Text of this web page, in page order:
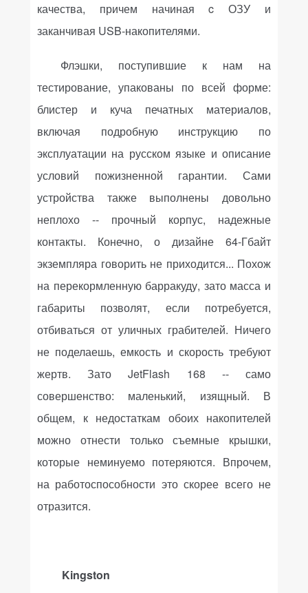
качества, причем начинаяc ОЗУ и
заканчивая USB-накопителями.
Флэшки, поступившие к нам на
тестирование, упакованы по всей форме:
блистер и куча печатных материалов,
включая подробную инструкцию по
эксплуатации на русском языке и описание
условий пожизненной гарантии. Сами
устройства также выполнены довольно
неплохо -- прочный корпус, надежные
контакты. Конечно, о дизайне 64-Гбайт
экземпляра говорить не приходится... Похож
на перекормленную барракуду, зато масса и
габариты позволят, если потребуется,
отбиваться от уличных грабителей. Ничего
не поделаешь, емкость и скорость требуют
жертв. Зато JetFlash 168 -- само
совершенство: маленький, изящный. В
общем, к недостаткам обоих накопителей
можно отнести только съемные крышки,
которые неминуемо потеряются. Впрочем,
на работоспособности это скорее всего не
отразится.
Kingston